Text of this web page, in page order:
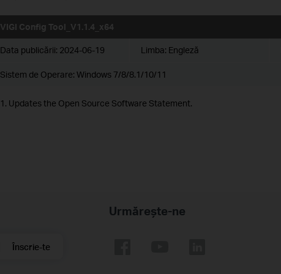
VIGI Config Tool_V1.1.4_x64
Data publicării: 2024-06-19 Limba: Engleză
Sistem de Operare: Windows 7/8/8.1/10/11
1. Updates the Open Source Software Statement.
Înscrie-te
Urmărește-ne